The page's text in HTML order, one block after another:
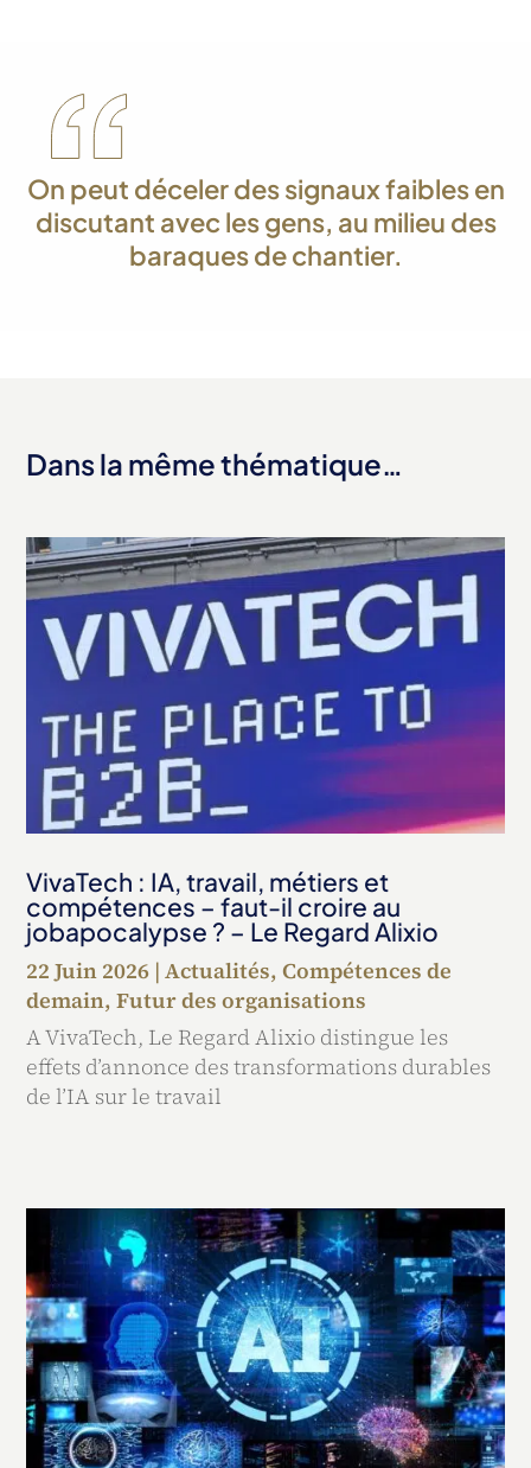
On peut déceler des signaux faibles en
discutant avec les gens, au milieu des
baraques de chantier.
Dans la même thématique…
VivaTech : IA, travail, métiers et
compétences – faut-il croire au
jobapocalypse ? – Le Regard Alixio
22 Juin 2026 |Actualités,Compétences de
demain,Futur des organisations
A VivaTech, Le Regard Alixio distingue les
effets d’annonce des transformations durables
de l’IA sur le travail